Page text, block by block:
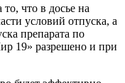
что в досье на
условий отпуска, а
препарата по
19» разрешено и при